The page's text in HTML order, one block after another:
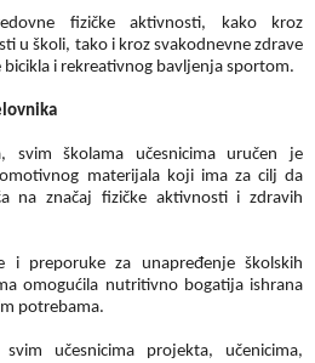
fizičke aktivnosti, kako kroz
u školi, tako i kroz svakodnevne zdrave
i rekreativnog bavljenja sportom.
svim školama učesnicima uručen je
materijala koji ima za cilj da
na značaj fizičke aktivnosti i zdravih
i preporuke za unapređenje školskih
omogućila nutritivno bogatija ishrana
potrebama.
učesnicima projekta, učenicima,